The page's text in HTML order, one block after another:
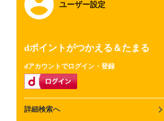
ユーザー設定
dポイントがつかえる＆たまる
dアカウントでログイン・登録
詳細検索へ